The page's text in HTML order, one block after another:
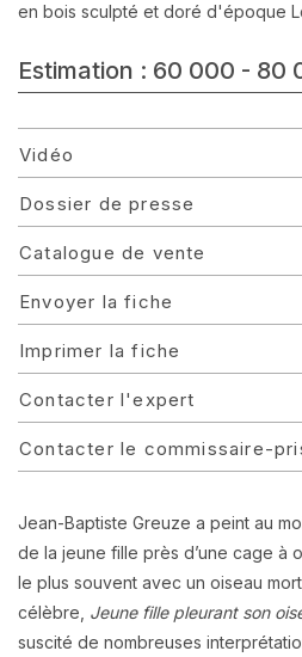
en bois sculpté et doré d'époque
Estimation : 60 000 - 80
Vidéo
Dossier de presse
Catalogue de vente
Envoyer la fiche
Imprimer la fiche
Contacter l'expert
Contacter le commissaire-
Jean-Baptiste Greuze a peint au
de la jeune fille près d’une cage à
le plus souvent avec un oiseau
célèbre, Jeune fille pleurant son
suscité de nombreuses